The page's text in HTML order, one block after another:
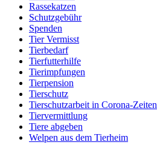
Rassekatzen
Schutzgebühr
Spenden
Tier Vermisst
Tierbedarf
Tierfutterhilfe
Tierimpfungen
Tierpension
Tierschutz
Tierschutzarbeit in Corona-Zeiten
Tiervermittlung
Tiere abgeben
Welpen aus dem Tierheim